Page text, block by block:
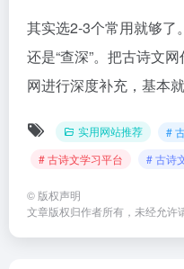
其实选2-3个常用就够了
还是“查深”。把古诗文
网进行深度补充，基本
实用网站推荐 #
# 古诗文学习平台
# 古诗
© 版权声明
文章版权归作者所有，未经允许